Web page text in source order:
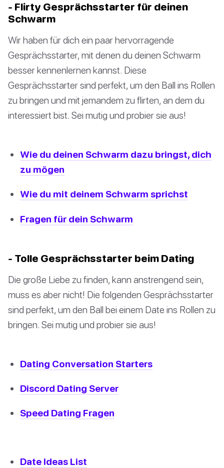
- Flirty Gesprächsstarter für deinen
Schwarm
Wir haben für dich ein paar hervorragende
Gesprächsstarter, mit denen du deinen Schwarm
besser kennenlernen kannst. Diese
Gesprächsstarter sind perfekt, um den Ball ins Rollen
zu bringen und mit jemandem zu flirten, an dem du
interessiert bist. Sei mutig und probier sie aus!
Wie du deinen Schwarm dazu bringst, dich
zu mögen
Wie du mit deinem Schwarm sprichst
Fragen für dein Schwarm
- Tolle Gesprächsstarter beim Dating
Die große Liebe zu finden, kann anstrengend sein,
muss es aber nicht! Die folgenden Gesprächsstarter
sind perfekt, um den Ball bei einem Date ins Rollen zu
bringen. Sei mutig und probier sie aus!
Dating Conversation Starters
Discord Dating Server
Speed Dating Fragen
Date Ideas List